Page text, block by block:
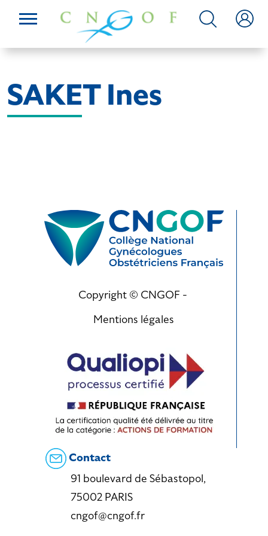
SAKET Ines
Copyright © CNGOF -
Mentions légales
Contact
91 boulevard de Sébastopol,
75002 PARIS
cngof@cngof.fr